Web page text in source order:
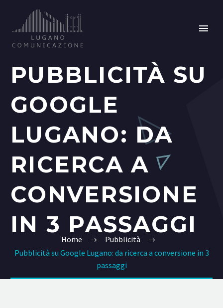
PUBBLICITÀ SU
GOOGLE
LUGANO: DA
RICERCA A
CONVERSIONE
IN 3 PASSAGGI
Home
Pubblicità
Pubblicità su Google Lugano: da ricerca a conversione in 3
passaggi